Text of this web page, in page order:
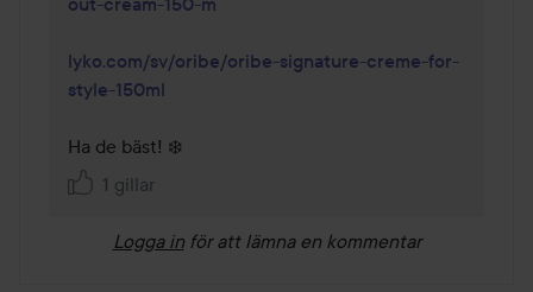
lyko.com/sv/oribe/oribe-signature-creme-for-
style-150ml
Ha de bäst! ❄️
1 gillar
Logga in för att lämna en kommentar